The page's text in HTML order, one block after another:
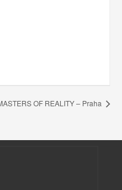
OF REALITY – Praha